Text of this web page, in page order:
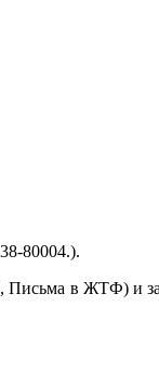
80004.).
Письма в ЖТФ) и